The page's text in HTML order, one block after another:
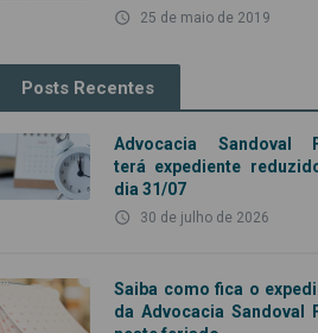
access_time 25 de maio de 2019
Posts Recentes
Advocacia Sandoval
terá expediente
dia 31/07
access_time 30 de julho de 2026
Saiba como fica o
da Advocacia Sandoval